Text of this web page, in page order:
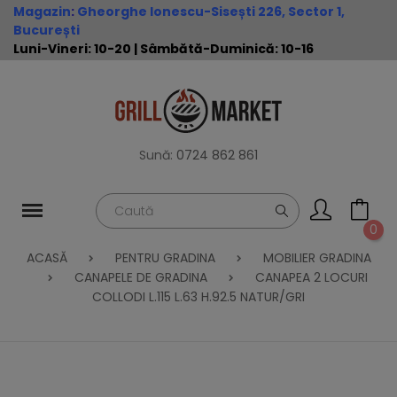
Magazin: Gheorghe Ionescu-Sisești 226, Sector 1,
București
Luni-Vineri: 10-20 | Sâmbătă-Duminică: 10-16
Sună: 0724 862 861
0
ACASĂ
PENTRU GRADINA
MOBILIER GRADINA
CANAPELE DE GRADINA
CANAPEA 2 LOCURI
COLLODI L.115 L.63 H.92.5 NATUR/GRI